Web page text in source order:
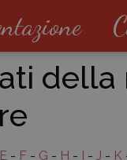
della
E - F - G - H - I - J - K